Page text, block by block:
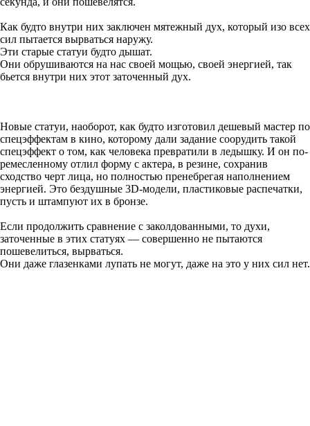
Как будто внутри них заключен мятежный дух, который изо всех
сил пытается вырваться наружу.
Эти старые статуи будто дышат.
Они обрушиваются на нас своей мощью, своей энергией, так
бьется внутри них этот заточенный дух.
Новые статуи, наоборот, как будто изготовил дешевый мастер по
спецэффектам в кино, которому дали задание соорудить такой
спецэффект о том, как человека превратили в ледышку. И он по-
ремесленному отлил форму с актера, в резине, сохранив
сходство черт лица, но полностью пренебрегая наполнением
энергией. Это бездушные 3D-модели, пластиковые распечатки,
пусть и штампуют их в бронзе.
Если продолжить сравнение с заколдованными, то духи,
заточенные в этих статуях — совершенно не пытаются
пошевелиться, вырваться.
Они даже глазенками лупать не могут, даже на это у них сил нет.